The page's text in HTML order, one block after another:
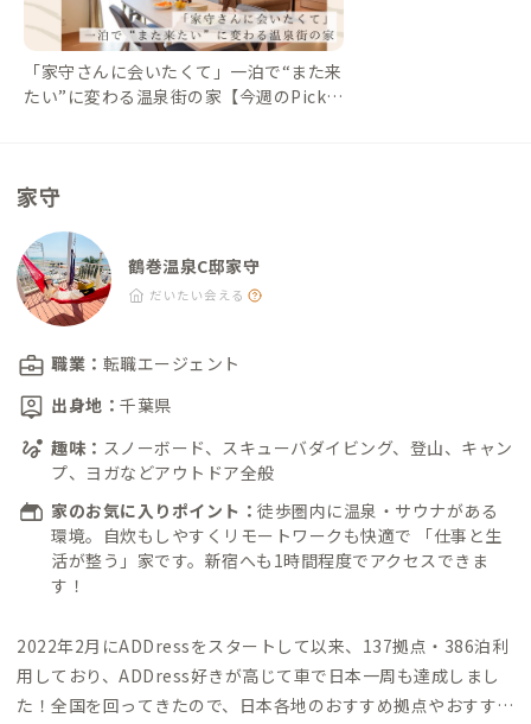
「家守さんに会いたくて」一泊で“また来
たい”に変わる温泉街の家【今週のPicku
家守
鶴巻温泉C邸家守
だいたい会える
職業： 転職エージェント
出身地： 千葉県
趣味： スノーボード、スキューバダイビング、登山、キャン
プ、ヨガなどアウトドア全般
家のお気に入りポイント： 徒歩圏内に温泉・サウナがある
環境。自炊もしやすくリモートワークも快適で 「仕事と生
活が整う」家です。新宿へも1時間程度でアクセスできま
す！
2022年2月にADDressをスタートして以来、137拠点・386泊利
用しており、ADDress好きが高じて車で日本一周も達成しまし
た！ 全国を回ってきたので、日本各地のおすすめ拠点やおすすめ